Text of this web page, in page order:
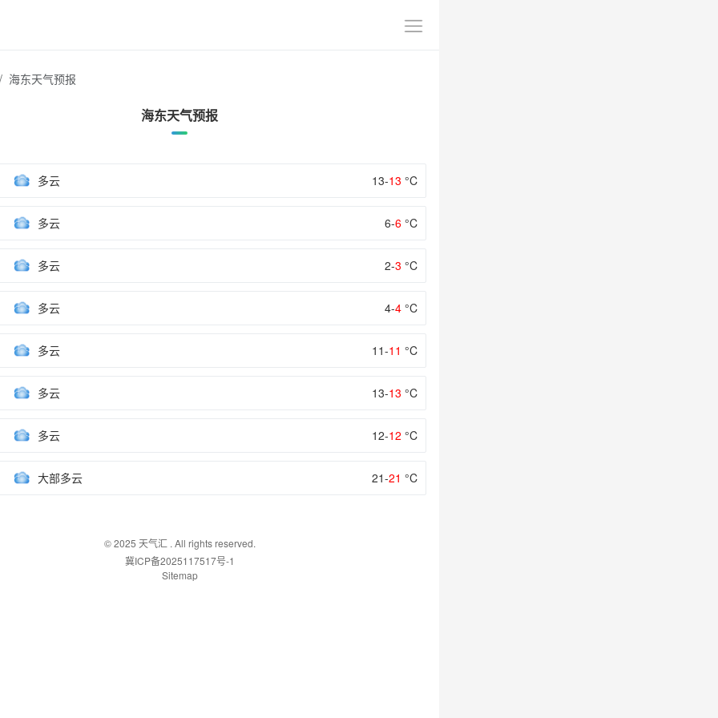
海东天气预报
海东天气预报
多云 13-13 °C
多云 6-6 °C
多云 2-3 °C
多云 4-4 °C
多云 11-11 °C
多云 13-13 °C
多云 12-12 °C
大部多云 21-21 °C
© 2025 天气汇. All rights reserved.
冀ICP备2025117517号-1
Sitemap